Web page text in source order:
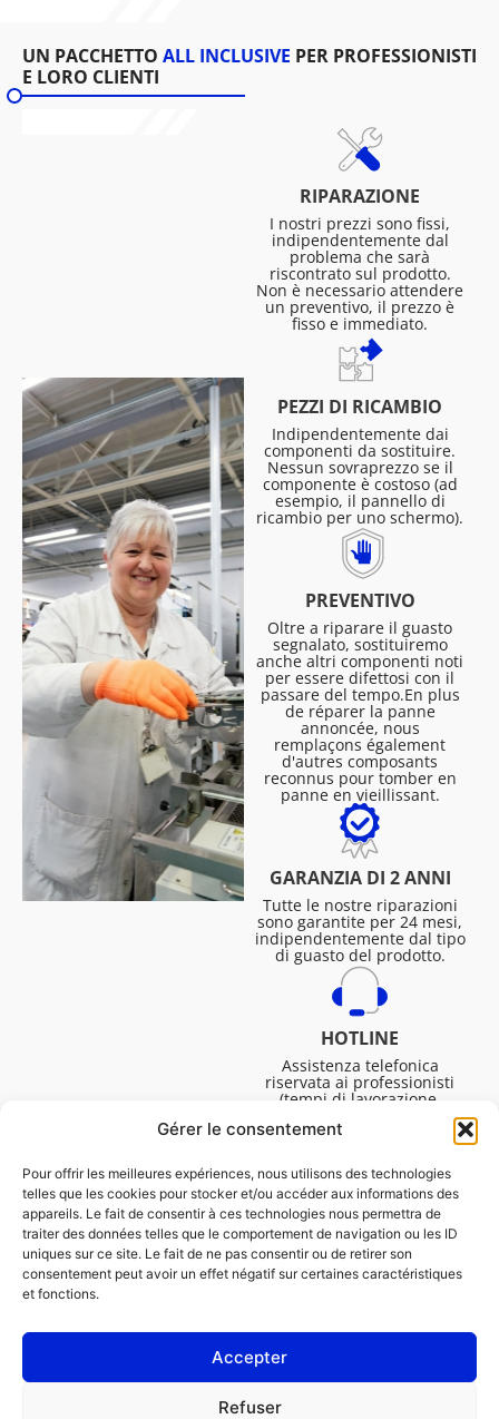
Gérer le consentement
Pour offrir les meilleures expériences, nous utilisons des technologies
telles que les cookies pour stocker et/ou accéder aux informations des
appareils. Le fait de consentir à ces technologies nous permettra de
traiter des données telles que le comportement de navigation ou les ID
uniques sur ce site. Le fait de ne pas consentir ou de retirer son
consentement peut avoir un effet négatif sur certaines caractéristiques
et fonctions.
Accepter
Refuser
UN PACCHETTO ALL INCLUSIVE PER PROFESSIONISTI
E LORO CLIENTI
RIPARAZIONE
I nostri prezzi sono fissi,
indipendentemente dal
problema che sarà
riscontrato sul prodotto.
Non è necessario attendere
un preventivo, il prezzo è
fisso e immediato.
PEZZI DI RICAMBIO
Indipendentemente dai
componenti da sostituire.
Nessun sovraprezzo se il
componente è costoso (ad
esempio, il pannello di
ricambio per uno schermo).
PREVENTIVO
Oltre a riparare il guasto
segnalato, sostituiremo
anche altri componenti noti
per essere difettosi con il
passare del tempo.En plus
de réparer la panne
annoncée, nous
remplaçons également
d'autres composants
reconnus pour tomber en
panne en vieillissant.
GARANZIA DI 2 ANNI
Tutte le nostre riparazioni
sono garantite per 24 mesi,
indipendentemente dal tipo
di guasto del prodotto.
HOTLINE
Assistenza telefonica
riservata ai professionisti
(tempi di lavorazione,
Dal lunedì al venerdì dalle